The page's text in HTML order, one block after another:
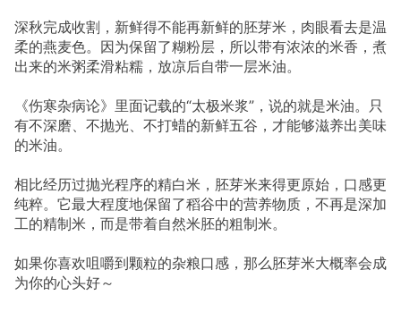
深秋完成收割，新鲜得不能再新鲜的胚芽米，肉眼看去是温
柔的燕麦色。因为保留了糊粉层，所以带有浓浓的米香，煮
出来的米粥柔滑粘糯，放凉后自带一层米油。
《伤寒杂病论》里面记载的“太极米浆”，说的就是米油。只
有不深磨、不抛光、不打蜡的新鲜五谷，才能够滋养出美味
的米油。
相比经历过抛光程序的精白米，胚芽米来得更原始，口感更
纯粹。它最大程度地保留了稻谷中的营养物质，不再是深加
工的精制米，而是带着自然米胚的粗制米。
如果你喜欢咀嚼到颗粒的杂粮口感，那么胚芽米大概率会成
为你的心头好～